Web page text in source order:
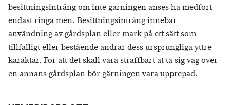
besittningsintrång om inte gärningen anses ha medfört
endast ringa men. Besittningsintrång innebär
användning av gårdsplan eller mark på ett sätt som
tillfälligt eller bestående ändrar dess ursprungliga yttre
karaktär. För att det skall vara straffbart at ta sig väg över
en annans gårdsplan bör gärningen vara upprepad.